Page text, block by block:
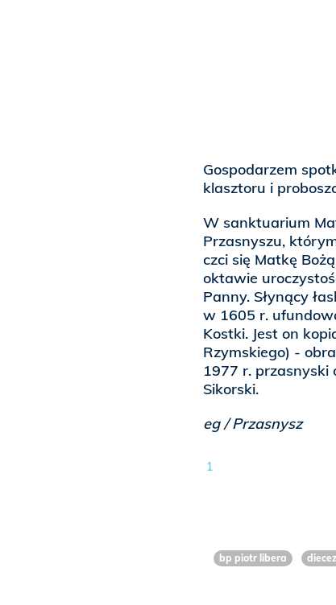
Gospodarzem
klasztoru i
W sanktuarium
Przasnyszu,
czci się Matkę
oktawie
Panny. Słynący
w 1605 r.
Kostki. Jest on
Rzymskiego) -
1977 r. przasnyski
Sikorski.
eg / Przasnysz
1
bp piotr libera